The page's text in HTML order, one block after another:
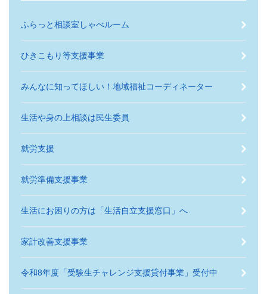
ふらっと相談室しゃべルーム
ひきこもり等支援事業
みんなに知ってほしい！地域福祉コーディネーター
生活や身の上相談は民生委員
就労支援
就労準備支援事業
生活にお困りの方は「生活自立支援窓口」へ
家計改善支援事業
令和8年度「受験生チャレンジ支援貸付事業」受付中